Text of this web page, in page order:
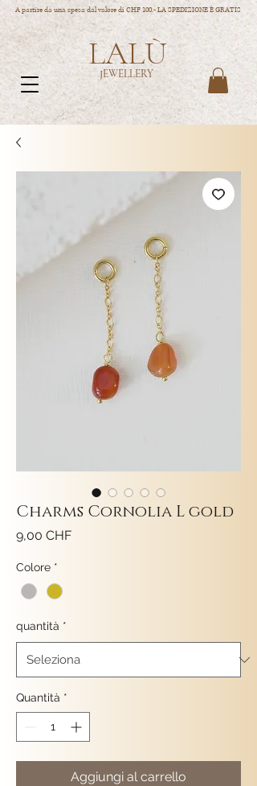
A partire da una spesa dal valore di CHF 100.- LA SPEDIZIONE È GRATIS
LALÙ
JEWELLERY
Charms Cornolia L gold
9,00 CHFPrezzo
Colore *
quantità *
Quantità *
Aggiungi al carrello